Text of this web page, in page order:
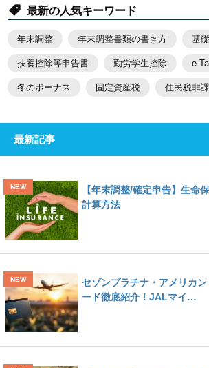
最新の人気キーワード
年末調整 年末調整書類の書き方 基
扶養控除等申告書 勤労学生控除 e-
冬のボーナス 固定資産税 住民税非
最新記事
【年末調整/確定申告】生命
計算方法
セゾンプラチナ・アメリカ
ード徹底紹介！JALマイ…